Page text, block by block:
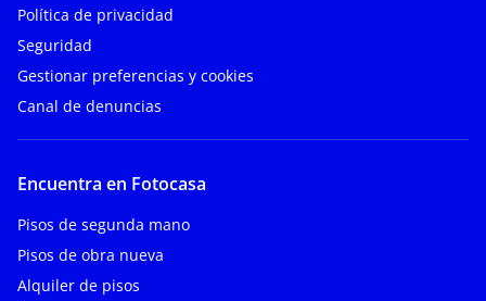
Política de privacidad
Seguridad
Gestionar preferencias y cookies
Canal de denuncias
Encuentra en Fotocasa
Pisos de segunda mano
Pisos de obra nueva
Alquiler de pisos